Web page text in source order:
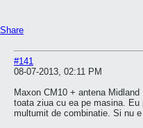
Share
#141
08-07-2013, 02:11 PM
Maxon CM10 + antena
toata ziua cu ea pe masina.
multumit de combinatie. Si nu